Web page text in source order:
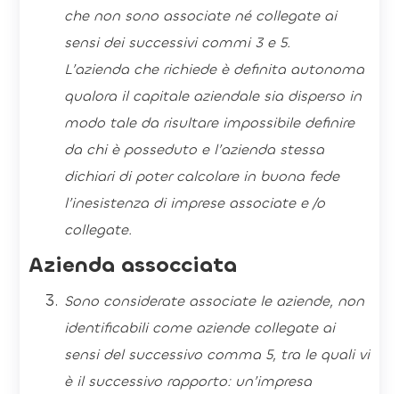
che non sono associate né collegate ai
sensi dei successivi commi 3 e 5.
L’azienda che richiede è definita autonoma
qualora il capitale aziendale sia disperso in
modo tale da risultare impossibile definire
da chi è posseduto e l’azienda stessa
dichiari di poter calcolare in buona fede
l’inesistenza di imprese associate e /o
collegate.
Azienda assocciata
Sono considerate associate le aziende, non
identificabili come aziende collegate ai
sensi del successivo comma 5, tra le quali vi
è il successivo rapporto: un’impresa